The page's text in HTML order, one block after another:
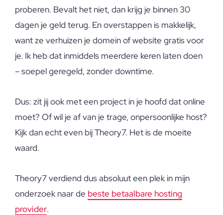
proberen. Bevalt het niet, dan krijg je binnen 30
dagen je geld terug. En overstappen is makkelijk,
want ze verhuizen je domein of website gratis voor
je. Ik heb dat inmiddels meerdere keren laten doen
– soepel geregeld, zonder downtime.
Dus: zit jij ook met een project in je hoofd dat online
moet? Of wil je af van je trage, onpersoonlijke host?
Kijk dan echt even bij Theory7. Het is de moeite
waard.
Theory7 verdiend dus absoluut een plek in mijn
onderzoek naar de beste betaalbare hosting
provider.